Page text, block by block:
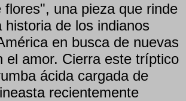
una pieza que rinde
de los indianos
en busca de nuevas
el amor. Cierra este tríptico
ácida cargada de
recientemente